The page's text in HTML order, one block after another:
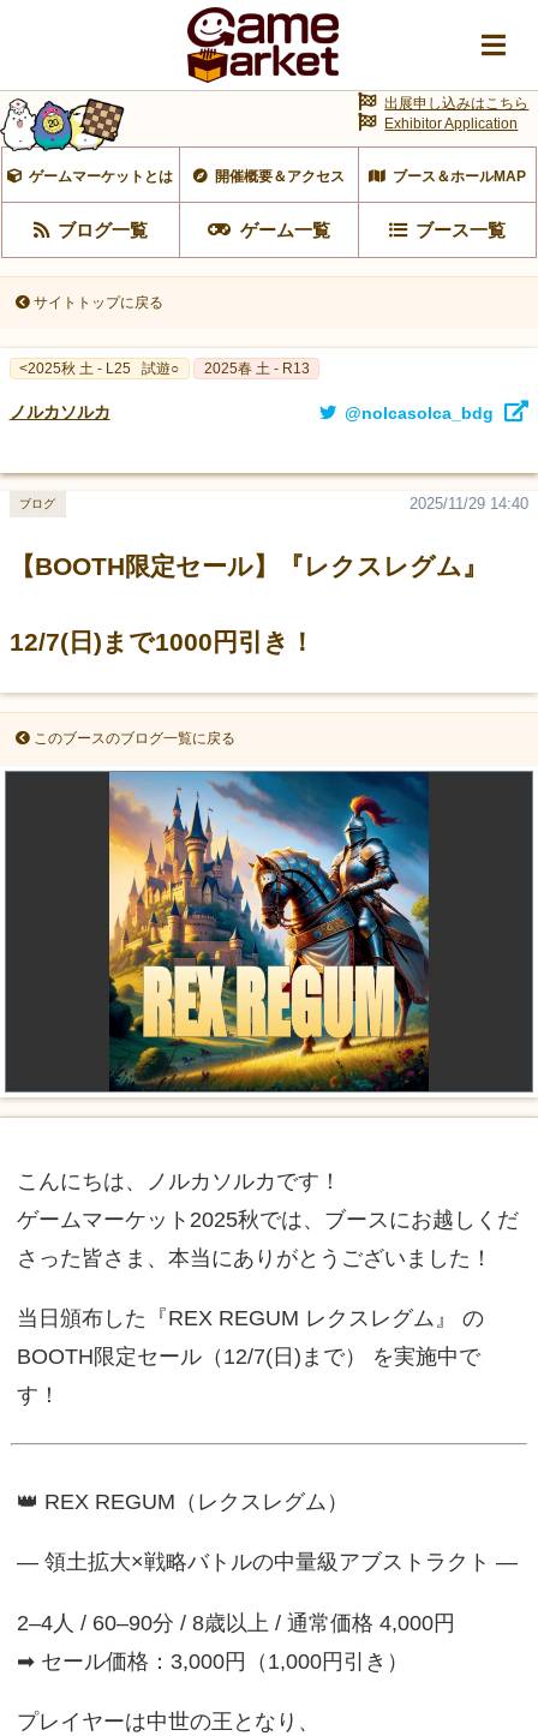
ゲームマーケットとは 開催概要＆アクセス ブース＆ホールMAP
ブログ一覧 ゲーム一覧 ブース一覧
出展申し込みはこちら
Exhibitor Application
サイトトップに戻る
<2025秋 土 - L25 試遊○ 2025春 土 - R13
ノルカソルカ @nolcasolca_bdg
【BOOTH限定セール】『レクスレグム』
12/7(日)まで1000円引き！
2025/11/29 14:40
ブログ
このブースのブログ一覧に戻る
こんにちは、ノルカソルカです！
ゲームマーケット2025秋では、ブースにお越しくだ
さった皆さま、本当にありがとうございました！
当日頒布した『REX REGUM レクスレグム』 の
BOOTH限定セール（12/7(日)まで） を実施中で
す！
👑 REX REGUM（レクスレグム）
— 領土拡大×戦略バトルの中量級アブストラクト —
2–4人 / 60–90分 / 8歳以上 / 通常価格 4,000円
➡ セール価格：3,000円（1,000円引き）
プレイヤーは中世の王となり、